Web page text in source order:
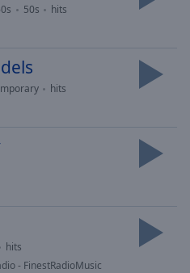
50s
hits
hits
hits
- FinestRadioMusic